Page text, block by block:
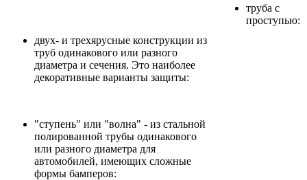
двух- и трехярусные конструкции из
труб одинакового или разного
диаметра и сечения. Это наиболее
декоративные варианты защиты:
"ступень" или "волна" - из стальной
полированной трубы одинакового
или разного диаметра для
автомобилей, имеющих сложные
формы бамперов:
труба с
проступью: